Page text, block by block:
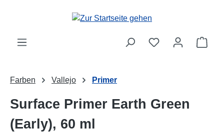
Zum Hauptinhalt springen
Farben Vallejo Primer
Surface Primer Earth Green
(Early), 60 ml